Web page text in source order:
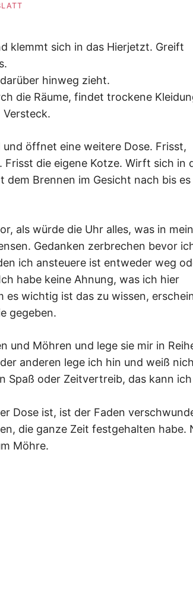
klemmt sich in das Hierjetzt. Greift
hinweg zieht.
die Räume, findet trockene
Versteck.
öffnet eine weitere Dose. Frisst,
die eigene Kotze. Wirft sich in
dem Brennen im Gesicht nach bis es
als würde die Uhr alles, was in
Gedanken zerbrechen bevor
ich ansteuere ist entweder weg
habe keine Ahnung, was ich hier
es wichtig ist das zu wissen,
gegeben.
und Möhren und lege sie mir in
anderen lege ich hin und weiß
Spaß oder Zeitvertreib, das kann ich
Dose ist, ist der Faden
die ganze Zeit festgehalten habe.
Möhre.